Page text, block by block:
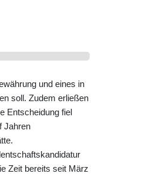
und eines in
soll. Zudem erließen
Entscheidung fiel
Jahren
Zeit bereits seit März